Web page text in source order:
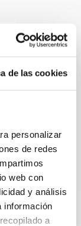
de las cookies
personalizar
de redes
web con
y análisis
información
a